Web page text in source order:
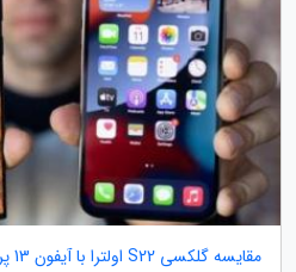
مقایسه گلکسی S22 اولترا با آیفون 13 پرو مکس؛ نبرد برترین ها